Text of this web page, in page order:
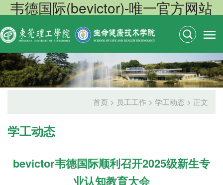
韦德国际(bevictor)-唯一官方网站
首页 > 员工工作 > 学工动态 > 正文
学工动态
bevictor韦德国际顺利召开2025级新生专
业认知教育大会